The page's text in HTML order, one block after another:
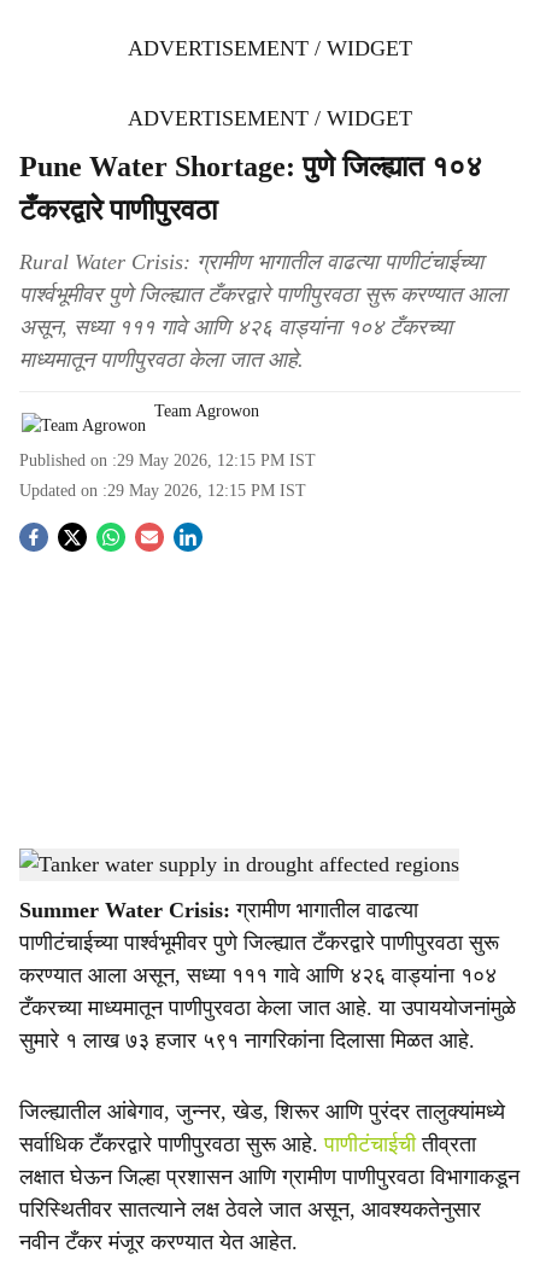
ADVERTISEMENT / WIDGET
ADVERTISEMENT / WIDGET
Pune Water Shortage: पुणे जिल्ह्यात १०४
टँकरद्वारे पाणीपुरवठा
Rural Water Crisis: ग्रामीण भागातील वाढत्या पाणीटंचाईच्या
पार्श्वभूमीवर पुणे जिल्ह्यात टँकरद्वारे पाणीपुरवठा सुरू करण्यात आला
असून, सध्या १११ गावे आणि ४२६ वाड्यांना १०४ टँकरच्या
माध्यमातून पाणीपुरवठा केला जात आहे.
Team Agrowon
Published on :29 May 2026, 12:15 PM IST
Updated on :29 May 2026, 12:15 PM IST
S
a
r
e
Tanker water supply in drought affected regions-Agrowon
Summer Water Crisis: ग्रामीण भागातील वाढत्या
पाणीटंचाईच्या पार्श्वभूमीवर पुणे जिल्ह्यात टँकरद्वारे पाणीपुरवठा सुरू
करण्यात आला असून, सध्या १११ गावे आणि ४२६ वाड्यांना १०४
टँकरच्या माध्यमातून पाणीपुरवठा केला जात आहे. या उपाययोजनांमुळे
सुमारे १ लाख ७३ हजार ५९१ नागरिकांना दिलासा मिळत आहे.
जिल्ह्यातील आंबेगाव, जुन्नर, खेड, शिरूर आणि पुरंदर तालुक्यांमध्ये
सर्वाधिक टँकरद्वारे पाणीपुरवठा सुरू आहे.पाणीटंचाईचीतीव्रता
लक्षात घेऊन जिल्हा प्रशासन आणि ग्रामीण पाणीपुरवठा विभागाकडून
परिस्थितीवर सातत्याने लक्ष ठेवले जात असून, आवश्यकतेनुसार
नवीन टँकर मंजूर करण्यात येत आहेत.